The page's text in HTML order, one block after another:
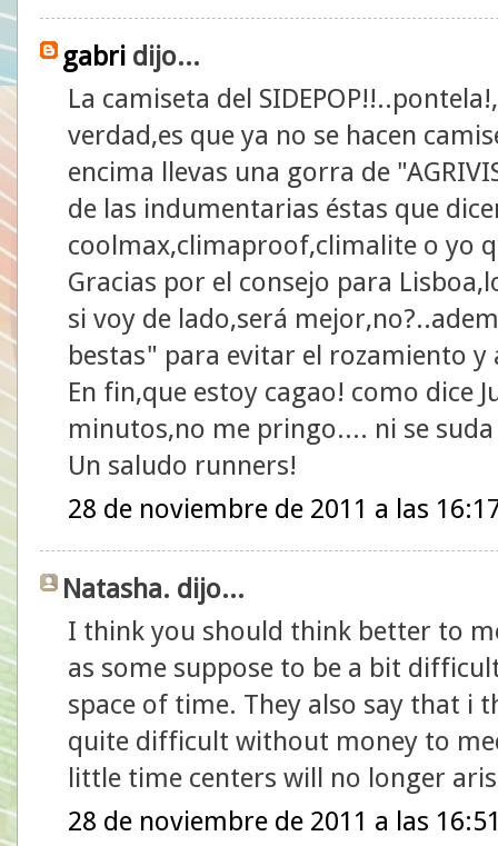
gabri dijo...
La camiseta del
verdad,es que ya no se hacen
encima llevas una gorra de
de las indumentarias éstas que
coolmax,climaproof,climalite o yo
Gracias por el consejo para
si voy de lado,será
bestas" para evitar el rozamiento y
En fin,que estoy cagao! como dice
minutos,no me pringo.... ni se suda
Un saludo runners!
28 de noviembre de 2011 a las
Natasha. dijo...
I think you should think better to
as some suppose to be a bit
space of time. They also say that i
quite difficult without money to
little time centers will no longer
28 de noviembre de 2011 a las